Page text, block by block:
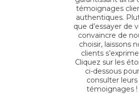
témoignages
authentiques.
que d’essayer de
convaincre de
choisir, laissons
clients
Cliquez sur les
ci-dessous pour
consulter leurs
témoignages !